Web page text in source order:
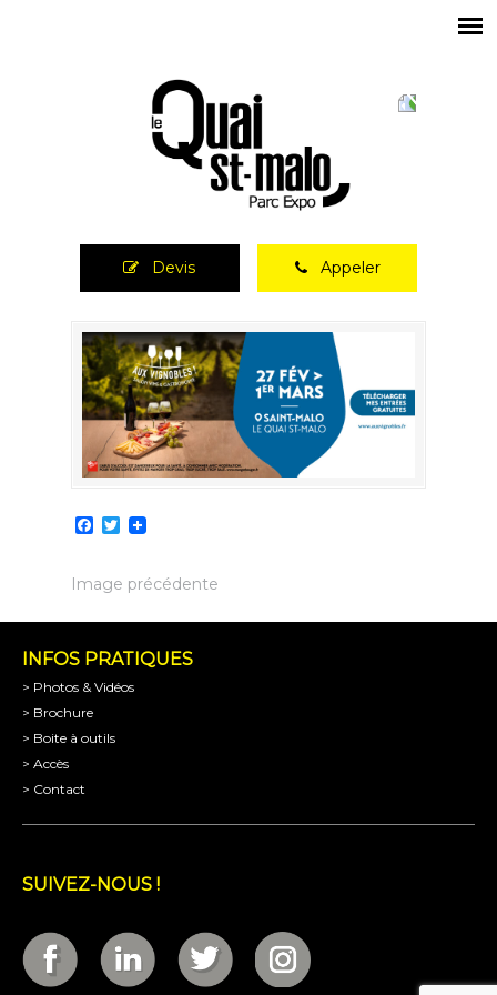
Devis Appeler
Facebook
Twitter
Image précédente
INFOS PRATIQUES
> Photos & Vidéos
> Brochure
> Boite à outils
> Accès
> Contact
SUIVEZ-NOUS !